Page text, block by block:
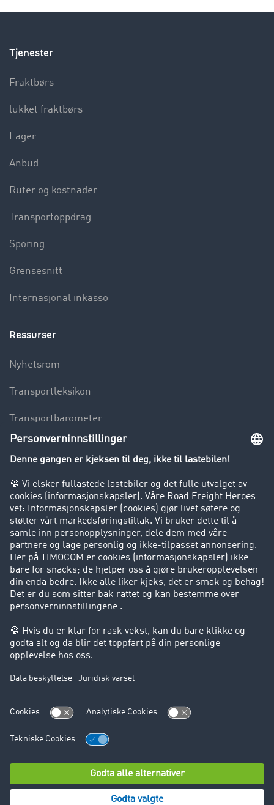
Tjenester
Fraktbørs
lukket fraktbørs
Lager
Anbud
Ruter og kostnader
Transportoppdrag
Sporing
Grensesnitt
Internasjonal inkasso
Ressurser
Nyhetsrom
Transportleksikon
Transportbarometer
Innsyn i fraktbørsen
Bedriften
Kunder verver kunder
Suksesshistorier
Kundestøtte
Kundestøtte
Juridisk informasjon
Impressum
Forretningsbetingelser